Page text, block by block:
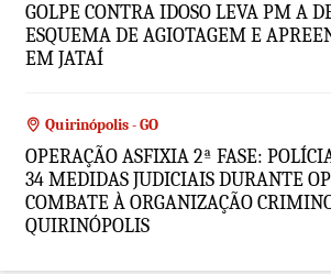
GOLPE CONTRA IDOSO LEVA PM A
ESQUEMA DE AGIOTAGEM E
EM JATAÍ
Quirinópolis - GO
OPERAÇÃO ASFIXIA 2ª FASE:
34 MEDIDAS JUDICIAIS DURANTE
COMBATE À ORGANIZAÇÃO
QUIRINÓPOLIS